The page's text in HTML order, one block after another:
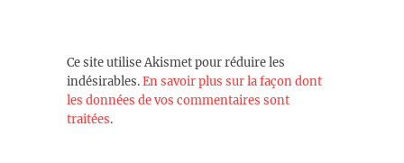
Ce site utilise Akismet pour réduire les
indésirables.En savoir plus sur la façon dont
les données de vos commentaires sont
traitées.